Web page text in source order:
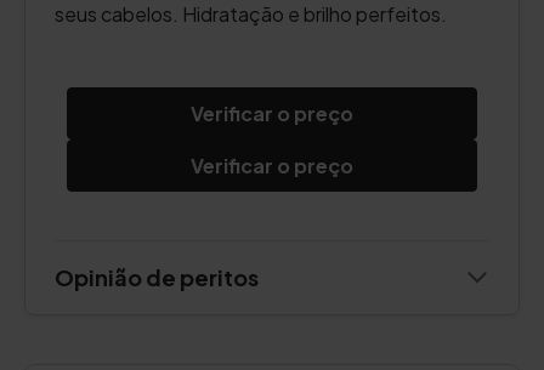
seus cabelos. Hidratação e brilho perfeitos.
Verificar o preço
Verificar o preço
Opinião de peritos